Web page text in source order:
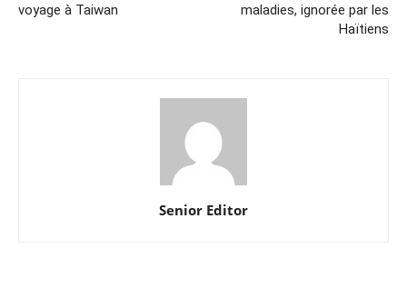
voyage à Taiwan
maladies, ignorée par les
Haïtiens
Senior Editor